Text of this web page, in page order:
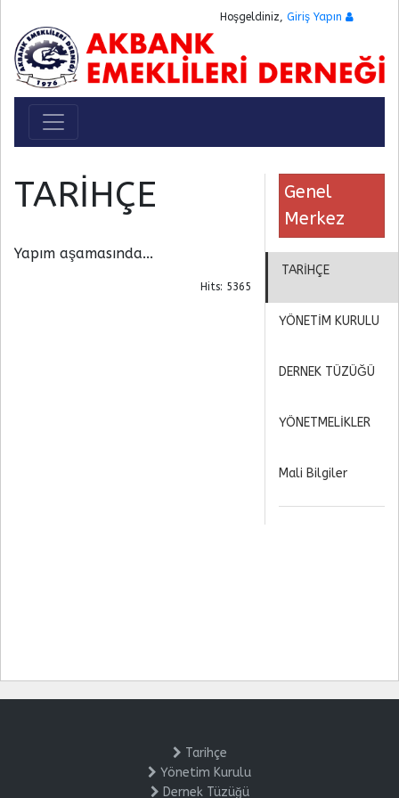
Hoşgeldiniz, Giriş Yapın
Toggle navigation
TARİHÇE
Yapım aşamasında...
Hits: 5365
Genel
Merkez
TARİHÇE
YÖNETİM KURULU
DERNEK TÜZÜĞÜ
YÖNETMELİKLER
Mali Bilgiler
Tarihçe
Yönetim Kurulu
Dernek Tüzüğü